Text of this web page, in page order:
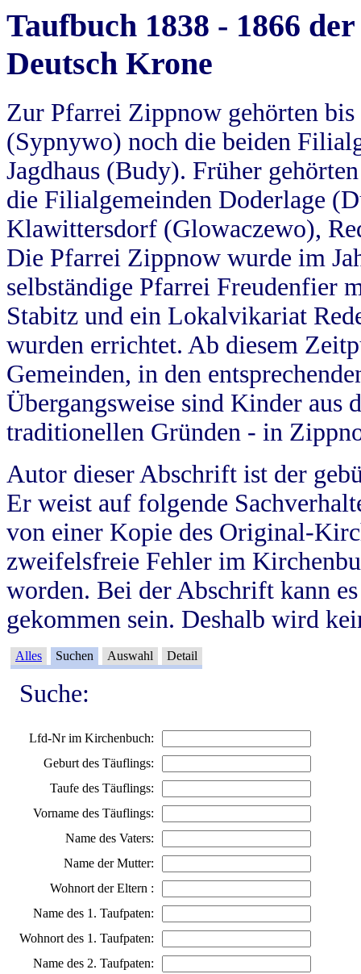
Taufbuch 1838 - 1866
Deutsch Krone
Zur Pfarrei Zippnow gehörten
(Sypnywo) noch die beiden
Jagdhaus (Budy). Früher
die Filialgemeinden Doderlage
Klawittersdorf (Glowaczewo),
Die Pfarrei Zippnow wurde im
selbständige Pfarrei Freudenfier
Stabitz und ein Lokalvikariat
wurden errichtet. Ab diesem
Gemeinden, in den
Übergangsweise sind Kinder aus
traditionellen Gründen - in
Autor dieser Abschrift ist der
Er weist auf folgende
von einer Kopie des Original-
zweifelsfreie Fehler im
worden. Bei der Abschrift kann
gekommen sein. Deshalb wird
Alles Suchen Auswahl Detail
Suche:
Lfd-Nr im Kirchenbuch:
Geburt des Täuflings:
Taufe des Täuflings:
Vorname des Täuflings:
Name des Vaters:
Name der Mutter:
Wohnort der Eltern :
Name des 1. Taufpaten:
Wohnort des 1. Taufpaten:
Name des 2. Taufpaten: